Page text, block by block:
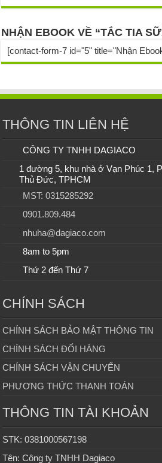
NHẬN EBOOK VỀ “TẮC TIA
[contact-form-7 id="5" title="Nhận
THÔNG TIN LIÊN HỆ
CÔNG TY TNHH DAGIACO
1 đường 5, khu nhà ở Vạn Phúc 1,
Thủ Đức, TPHCM
MST: 0315285292
0901.809.484
nhuha@dagiaco.com
8am to 5pm
Thứ 2 đến Thứ 7
CHÍNH SÁCH
CHÍNH SÁCH BẢO MẬT THÔNG TIN
CHÍNH SÁCH ĐỔI HÀNG
CHÍNH SÁCH VẬN CHUYỂN
PHƯƠNG THỨC THANH TOÁN
THÔNG TIN TÀI KHOẢN
STK: 0381000567198
Tên: Công ty TNHH Dagiaco